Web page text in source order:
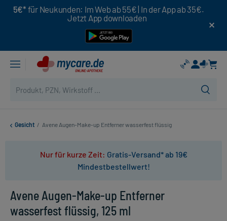
5€* für Neukunden: Im Web ab 55€ | In der App ab 35€.
Jetzt App downloaden
Gesicht / Avene Augen-Make-up Entferner wasserfest flüssig
Nur für kurze Zeit: Gratis-Versand* ab 19€
Mindestbestellwert!
Avene Augen-Make-up Entferner
wasserfest flüssig, 125 ml